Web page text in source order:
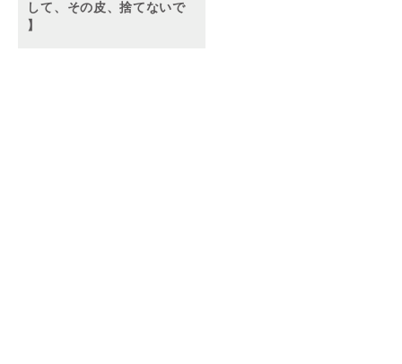
して、その皮、捨てないで
】